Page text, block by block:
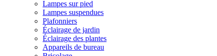
Lampes sur pied
Lampes suspendues
Plafonniers
Éclairage de jardin
Éclairage des plantes
Appareils de bureau